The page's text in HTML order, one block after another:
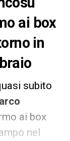
ai box
in
subito
ai box
nel